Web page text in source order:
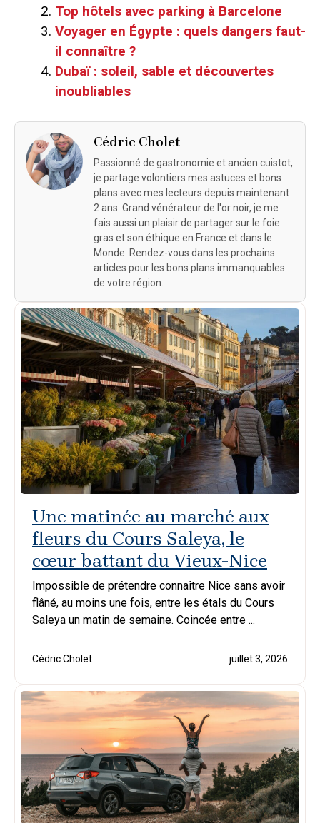
Top hôtels avec parking à Barcelone
Voyager en Égypte : quels dangers faut-
il connaître ?
Dubaï : soleil, sable et découvertes
inoubliables
Cédric Cholet
Passionné de gastronomie et ancien cuistot,
je partage volontiers mes astuces et bons
plans avec mes lecteurs depuis maintenant
2 ans. Grand vénérateur de l'or noir, je me
fais aussi un plaisir de partager sur le foie
gras et son éthique en France et dans le
Monde. Rendez-vous dans les prochains
articles pour les bons plans immanquables
de votre région.
Une matinée au marché aux
fleurs du Cours Saleya, le
cœur battant du Vieux-Nice
Impossible de prétendre connaître Nice sans avoir
flâné, au moins une fois, entre les étals du Cours
Saleya un matin de semaine. Coincée entre ...
Cédric Cholet juillet 3, 2026